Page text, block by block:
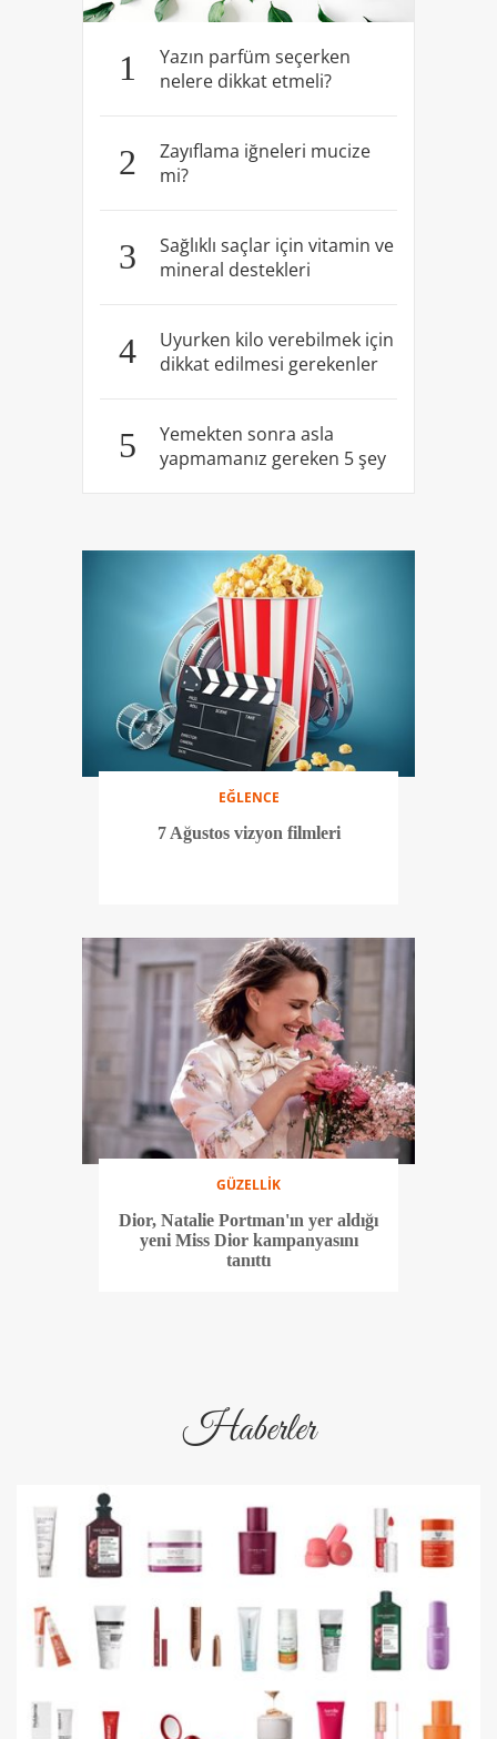
1
Yazın parfüm seçerken
nelere dikkat etmeli?
2
Zayıflama iğneleri mucize
mi?
3
Sağlıklı saçlar için vitamin ve
mineral destekleri
4
Uyurken kilo verebilmek için
dikkat edilmesi gerekenler
5
Yemekten sonra asla
yapmamanız gereken 5 şey
EĞLENCE
7 Ağustos vizyon filmleri
GÜZELLİK
Dior, Natalie Portman'ın yer aldığı
yeni Miss Dior kampanyasını
tanıttı
Haberler